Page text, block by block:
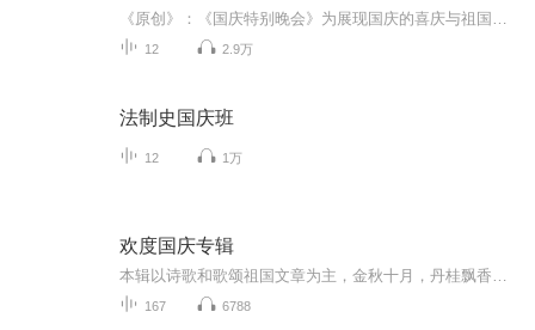
12 2.9万
法制史国庆班
12 1万
欢度国庆专辑
167 6788